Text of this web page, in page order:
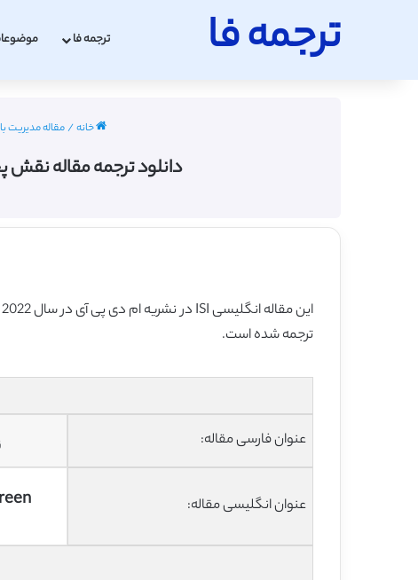
ترجمه فا ترجمه فا
خانه/مقاله مدیریت
دانلود ترجمه مقاله نقش
ترجمه شده است.
عنوان فارسی مقاله:
عنوان انگلیسی مقاله: